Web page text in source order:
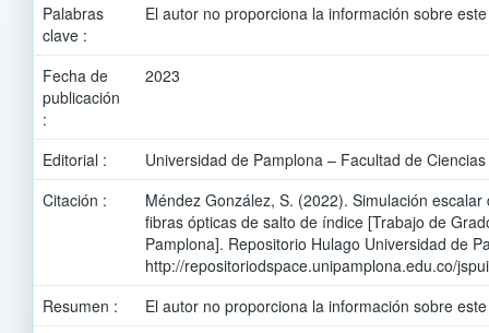
Palabras
clave :
El autor no proporciona la información sobre
Fecha de
publicación
:
2023
Editorial :
Universidad de Pamplona – Facultad de
Citación :
Méndez González, S. (2022). Simulación
fibras ópticas de salto de índice [Trabajo de
Pamplona]. Repositorio Hulago Universidad de
http://repositoriodspace.unipamplona.edu.co/
Resumen :
El autor no proporciona la información sobre